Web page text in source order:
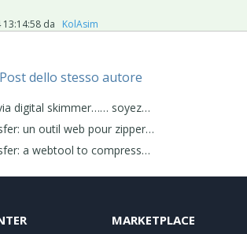
13:14:58 da ‪ KolAsim ‪ ‪
Post dello stesso autore
digital skimmer…… soyez…
un outil web pour zipper…
a webtool to compress…
MARKETPLACE